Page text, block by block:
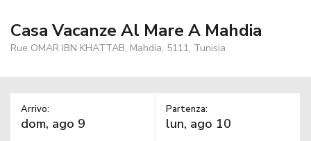
Casa Vacanze Al Mare A Mahdia
Rue OMAR IBN KHATTAB, Mahdia, 5111, Tunisia
Arrivo: Partenza: